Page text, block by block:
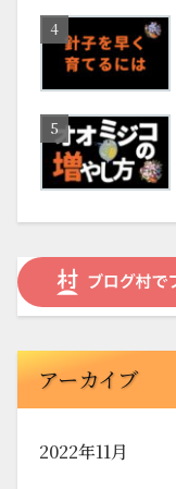
アーカイブ
2022年11月